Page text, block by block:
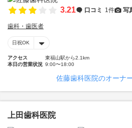
3.21 口コミ 1件 写
歯科・歯医者
日祝OK
アクセス
東福山駅から2.1km
本日の営業状況 9:00〜18:00
佐藤歯科医院のオーナ
上田歯科医院